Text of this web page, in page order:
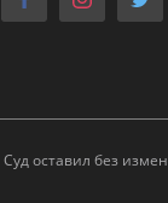
Суд оставил без